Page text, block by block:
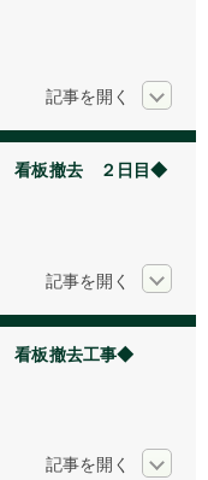
看板撤去　２日目◆
看板撤去工事◆